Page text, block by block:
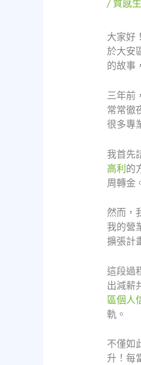
/ 質感
大家好
於大安
的故事
三年前
常常徹
很多專
我首先
高利的
周轉金
然而，
我的營
擴張計
這段過
出減薪
區個人
軌。
不僅如
升！每